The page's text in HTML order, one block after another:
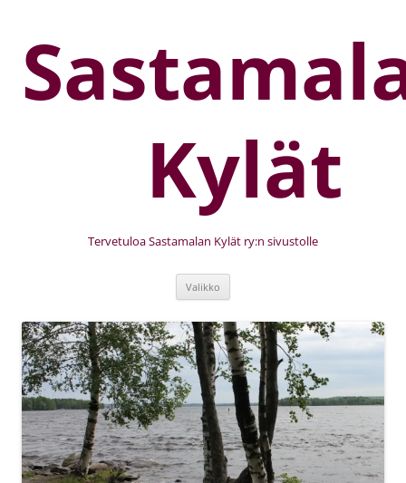
Kylät
Tervetuloa Sastamalan Kylät ry:n sivustolle
Valikko